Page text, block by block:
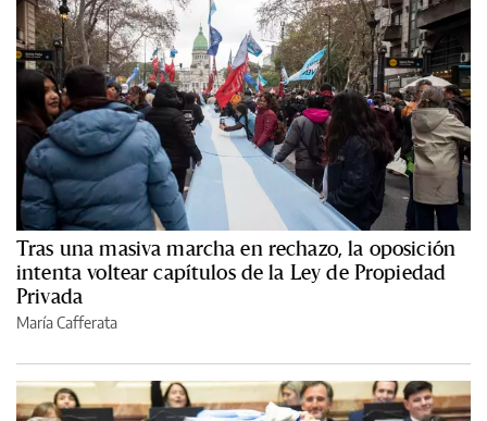
Tras una masiva marcha en rechazo, la oposición
intenta voltear capítulos de la Ley de Propiedad
Privada
María Cafferata